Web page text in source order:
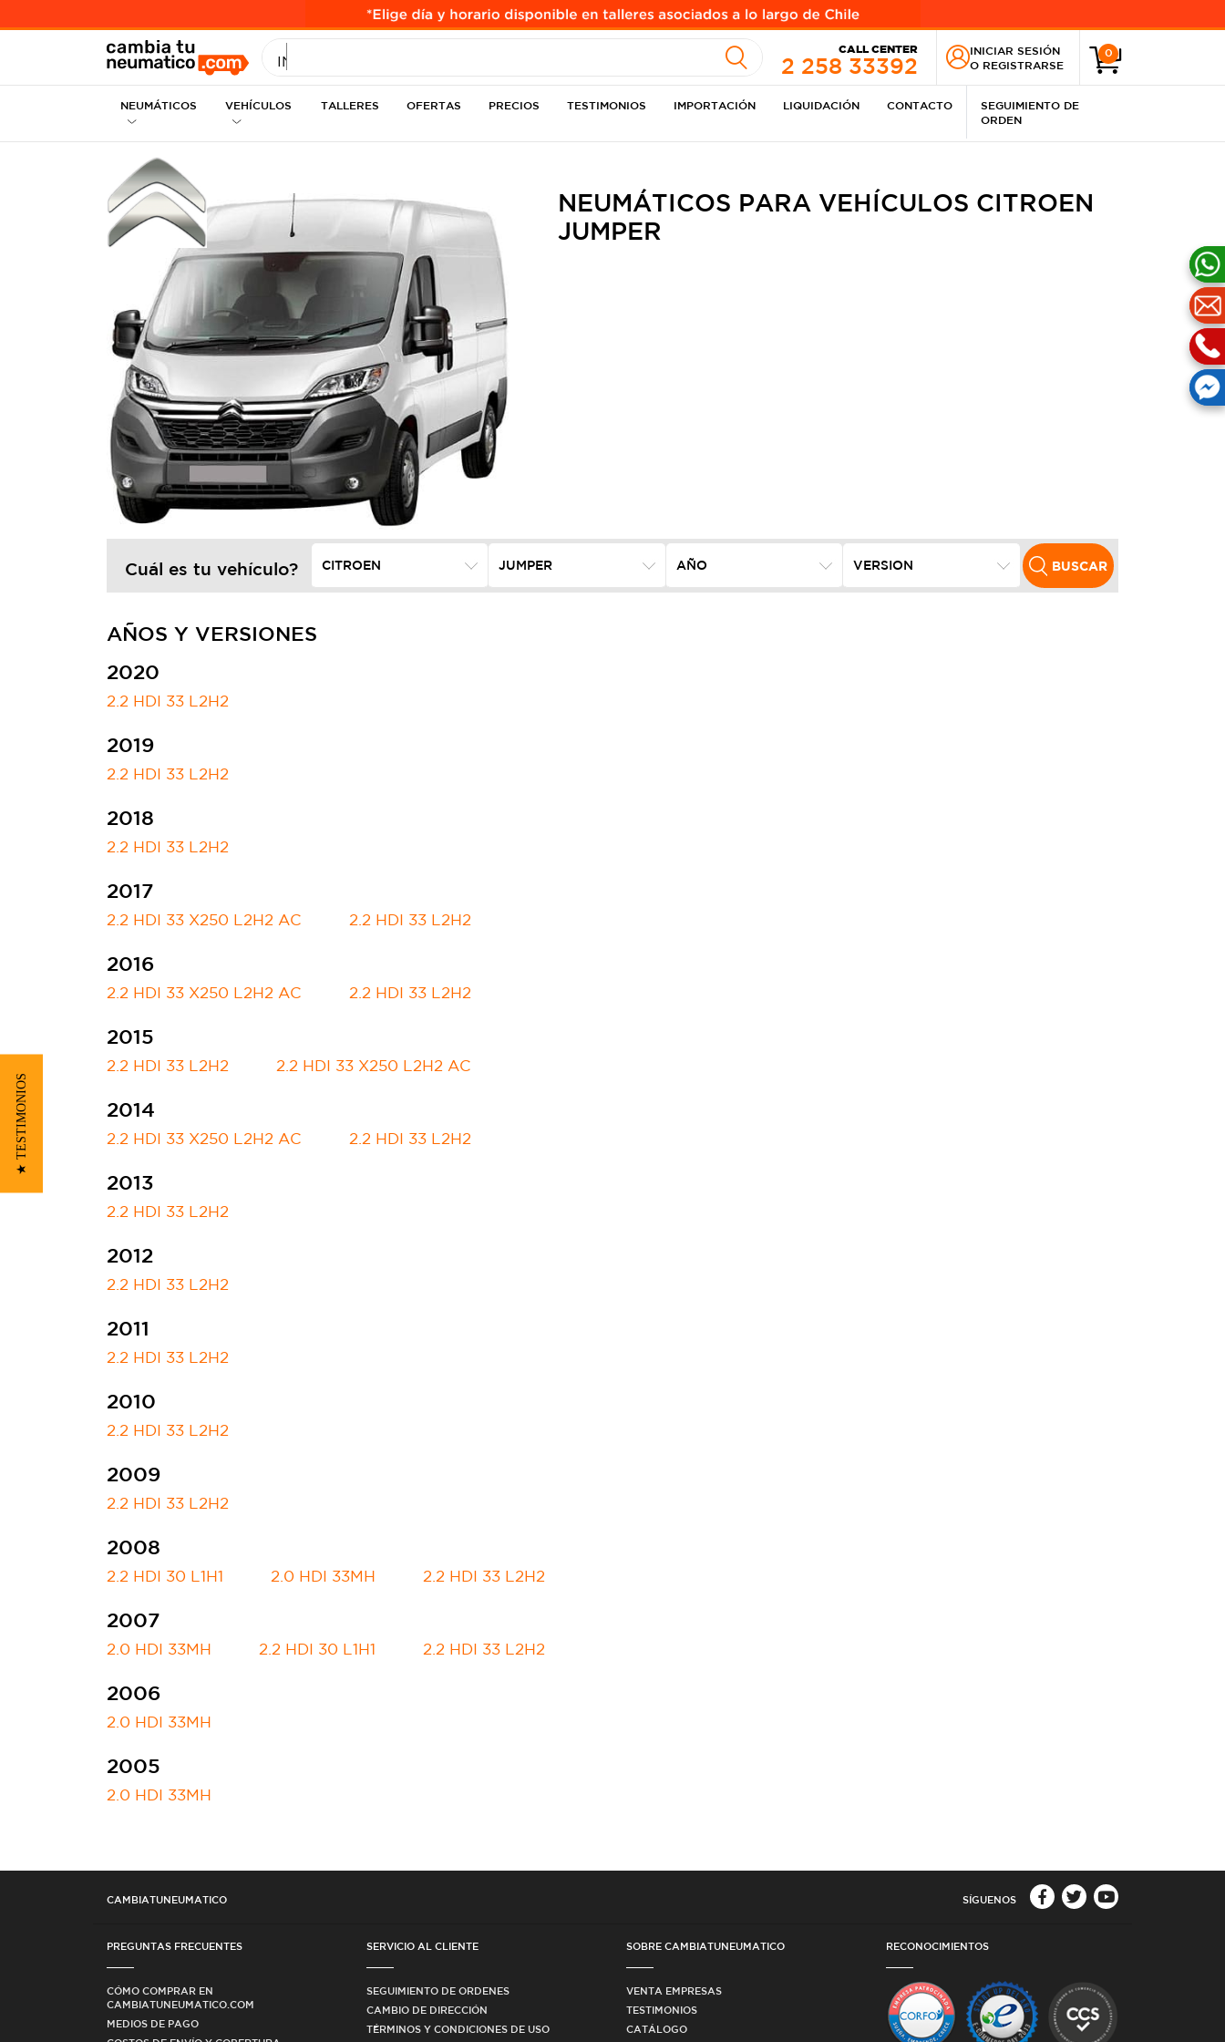
INGRESE MEDIDA
CALL CENTER
2 258 33392
INICIAR SESIÓN
O REGISTRARSE
0
NEUMÁTICOS VEHÍCULOS TALLERES OFERTAS PRECIOS TESTIMONIOS IMPORTACIÓN LIQUIDACIÓN CONTACTO
SEGUIMIENTO DE
ORDEN
NEUMÁTICOS PARA VEHÍCULOS CITROEN
JUMPER
Cuál es tu vehículo? BUSCAR
AÑOS Y VERSIONES
2020
2.2 HDI 33 L2H2
2019
2.2 HDI 33 L2H2
2018
2.2 HDI 33 L2H2
2017
2.2 HDI 33 X250 L2H2 AC 2.2 HDI 33 L2H2
2016
2.2 HDI 33 X250 L2H2 AC 2.2 HDI 33 L2H2
2015
2.2 HDI 33 L2H2 2.2 HDI 33 X250 L2H2 AC
2014
2.2 HDI 33 X250 L2H2 AC 2.2 HDI 33 L2H2
2013
2.2 HDI 33 L2H2
2012
2.2 HDI 33 L2H2
2011
2.2 HDI 33 L2H2
2010
2.2 HDI 33 L2H2
2009
2.2 HDI 33 L2H2
2008
2.2 HDI 30 L1H1 2.0 HDI 33MH 2.2 HDI 33 L2H2
2007
2.0 HDI 33MH 2.2 HDI 30 L1H1 2.2 HDI 33 L2H2
2006
2.0 HDI 33MH
2005
2.0 HDI 33MH
CAMBIATUNEUMATICO SÍGUENOS
PREGUNTAS FRECUENTES
CÓMO COMPRAR EN
CAMBIATUNEUMATICO.COM
MEDIOS DE PAGO
SERVICIO AL CLIENTE
SEGUIMIENTO DE ORDENES
CAMBIO DE DIRECCIÓN
TÉRMINOS Y CONDICIONES DE USO
SOBRE CAMBIATUNEUMATICO
VENTA EMPRESAS
TESTIMONIOS
CATÁLOGO
RECONOCIMIENTOS
★ TESTIMONIOS